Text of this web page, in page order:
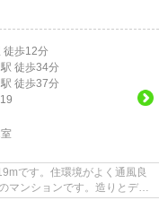
徒歩12分
駅 徒歩34分
駅 徒歩37分
です。住環境がよく通風良
マンションです。造りとデザ